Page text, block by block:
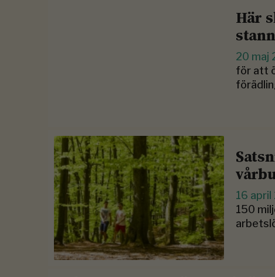
Här
20 maj
för att
16
150